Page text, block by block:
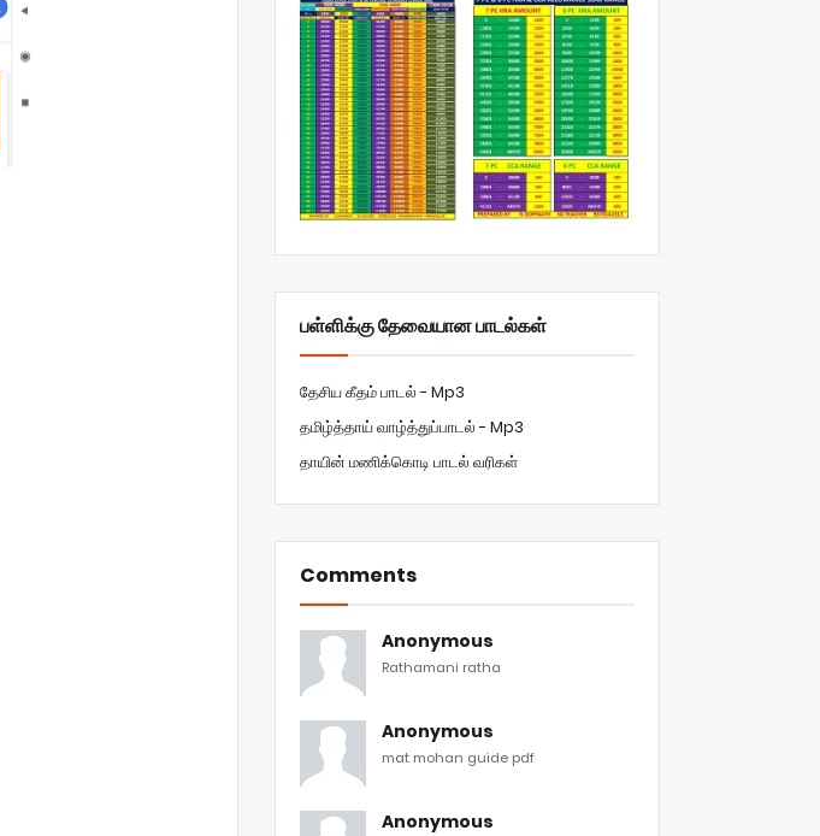
பள்ளிக்கு தேவையான பாடல்கள்
தேசிய கீதம் பாடல் - Mp3
தமிழ்த்தாய் வாழ்த்துப்பாடல் - Mp3
தாயின் மணிக்கொடி பாடல் வரிகள்
Comments
Anonymous
Rathamani ratha
Anonymous
mat mohan guide pdf
Anonymous